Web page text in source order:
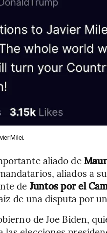
Milei.
aliado de
aliados a
de Juntos por el
de una disputa por
de Joe Biden,